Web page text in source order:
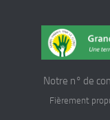
Notre n° de
Fièrement